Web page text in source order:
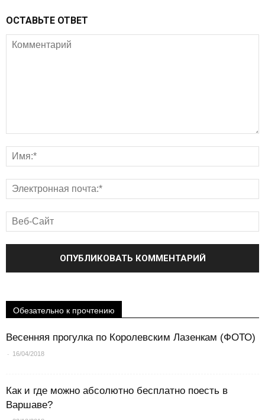
ОСТАВЬТЕ ОТВЕТ
Обезательно к прочтению
Весенняя прогулка по Королевским Лазенкам (ФОТО)
- 16/04/2018
Как и где можно абсолютно бесплатно поесть в
Варшаве?